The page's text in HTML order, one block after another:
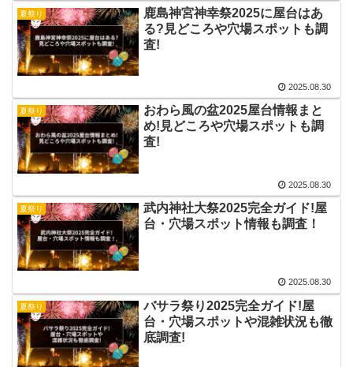
夏祭り
鹿島神宮神幸祭2025に屋台はあ
る?見どころや穴場スポットも調
査!
2025.08.30
夏祭り
おわら風の盆2025屋台情報まと
め!見どころや穴場スポットも調
査!
2025.08.30
夏祭り
武内神社大祭2025完全ガイド!屋
台・穴場スポット情報も調査！
2025.08.30
夏祭り
バサラ祭り2025完全ガイド!屋
台・穴場スポットや混雑状況も徹
底調査!